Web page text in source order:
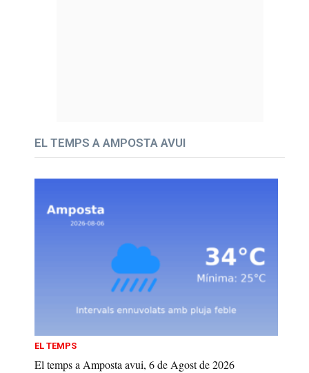
EL TEMPS A AMPOSTA AVUI
EL TEMPS
El temps a Amposta avui, 6 de Agost de 2026